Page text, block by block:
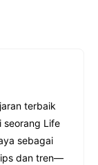
terbaik
seorang Life
sebagai
dan tren—